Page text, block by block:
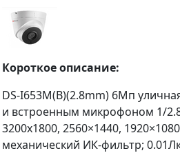
Короткое описание:
DS-I653M(B)(2.8mm) 6Мп
и встроенным микрофоном 1/
3200x1800, 2560×1440,
механический ИК-фильтр;